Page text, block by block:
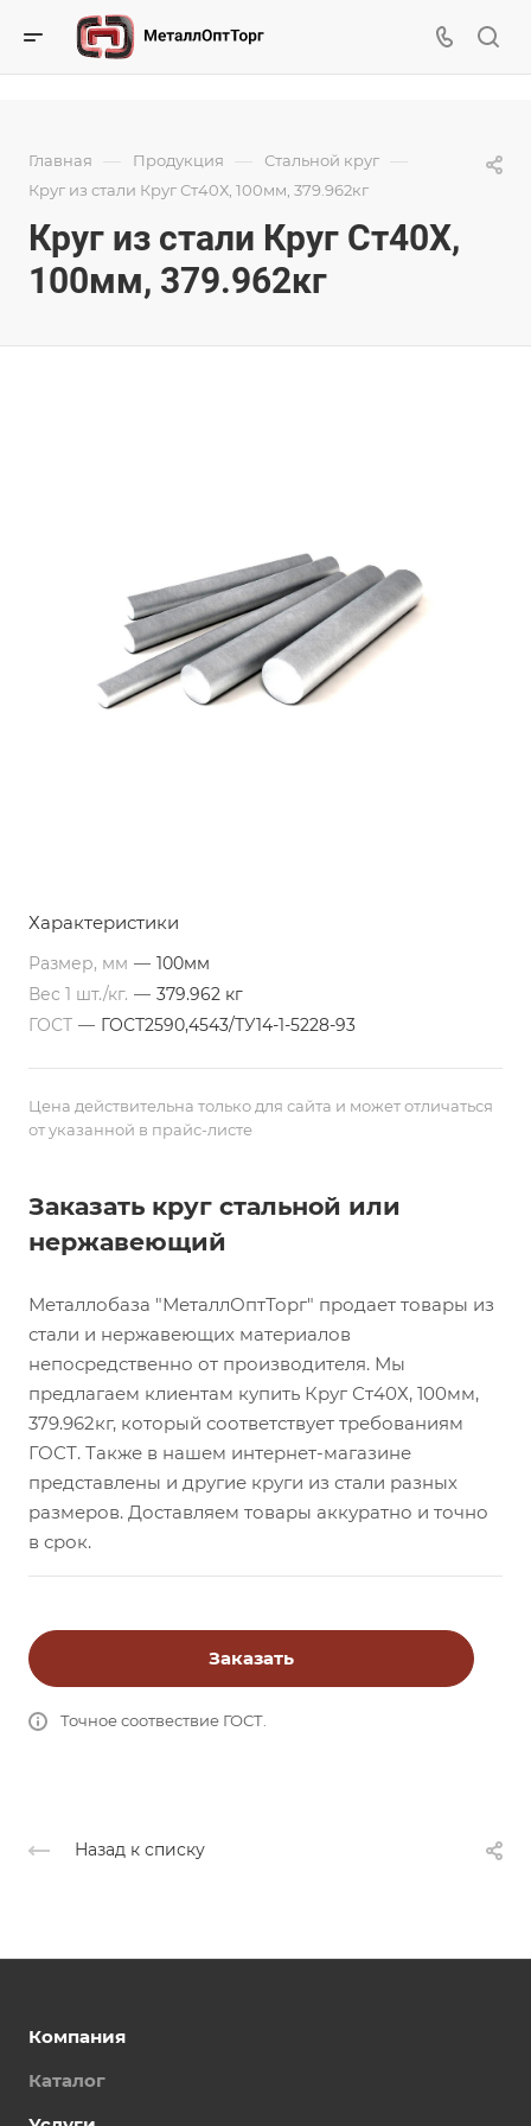
Главная — Продукция — Стальной круг —
Круг из стали Круг Ст40Х, 100мм, 379.962кг
Круг из стали Круг Ст40Х,
100мм, 379.962кг
Характеристики
Размер, мм — 100мм
Вес 1 шт./кг. — 379.962 кг
ГОСТ — ГОСТ2590,4543/ТУ14-1-5228-93
Цена действительна только для сайта и может отличаться
от указанной в прайс-листе
Заказать круг стальной или
нержавеющий
Металлобаза "МеталлОптТорг" продает товары из
стали и нержавеющих материалов
непосредственно от производителя. Мы
предлагаем клиентам купить Круг Ст40Х, 100мм,
379.962кг, который соответствует требованиям
ГОСТ. Также в нашем интернет-магазине
представлены и другие круги из стали разных
размеров. Доставляем товары аккуратно и точно
в срок.
Заказать
Точное соотвествие ГОСТ.
Назад к списку
Компания
Каталог